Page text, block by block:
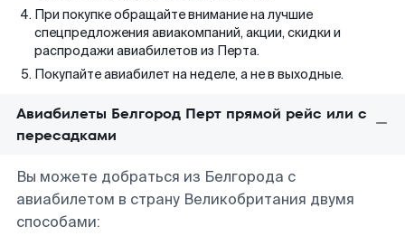
При покупке обращайте внимание на лучшие
спецпредложения авиакомпаний, акции, скидки и
распродажи авиабилетов из Перта.
Покупайте авиабилет на неделе, а не в выходные.
Авиабилеты Белгород Перт прямой рейс или с
пересадками
Вы можете добраться из Белгорода с
авиабилетом в страну Великобритания двумя
способами: